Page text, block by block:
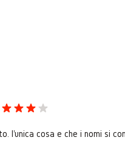
l'unica cosa e che i nomi si